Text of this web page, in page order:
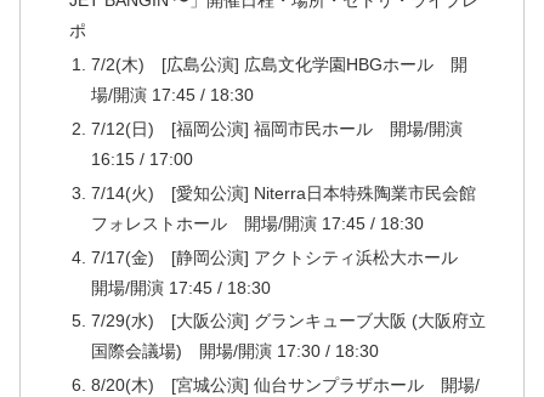
ポ
7/2(木) [広島公演] 広島文化学園HBGホール 開
場/開演 17:45 / 18:30
7/12(日) [福岡公演] 福岡市民ホール 開場/開演
16:15 / 17:00
7/14(火) [愛知公演] Niterra日本特殊陶業市民会館
フォレストホール 開場/開演 17:45 / 18:30
7/17(金) [静岡公演] アクトシティ浜松大ホール
開場/開演 17:45 / 18:30
7/29(水) [大阪公演] グランキューブ大阪 (大阪府立
国際会議場) 開場/開演 17:30 / 18:30
8/20(木) [宮城公演] 仙台サンプラザホール 開場/